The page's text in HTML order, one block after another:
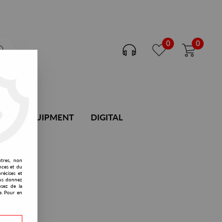
0 0
DJ EQUIPMENT DIGITAL
non
et du
et
donnez
de la
Pour en